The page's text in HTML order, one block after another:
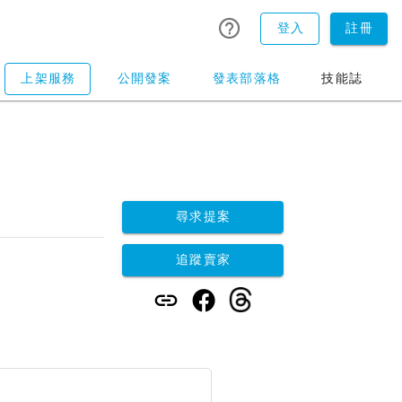
登入 註冊
上架服務 公開發案 發表部落格 技能誌
尋求提案
追蹤賣家